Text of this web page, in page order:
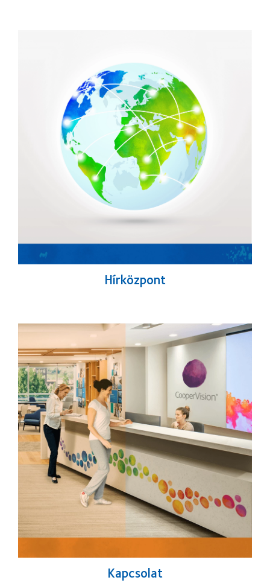
Hírközpont
Kapcsolat